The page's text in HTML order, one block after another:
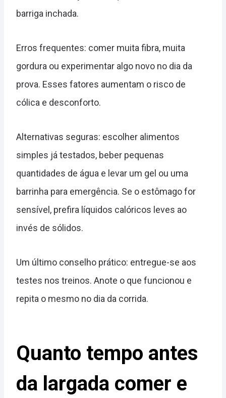
barriga inchada.
Erros frequentes: comer muita fibra, muita
gordura ou experimentar algo novo no dia da
prova. Esses fatores aumentam o risco de
cólica e desconforto.
Alternativas seguras: escolher alimentos
simples já testados, beber pequenas
quantidades de água e levar um gel ou uma
barrinha para emergência. Se o estômago for
sensível, prefira líquidos calóricos leves ao
invés de sólidos.
Um último conselho prático: entregue-se aos
testes nos treinos. Anote o que funcionou e
repita o mesmo no dia da corrida.
Quanto tempo antes
da largada comer e